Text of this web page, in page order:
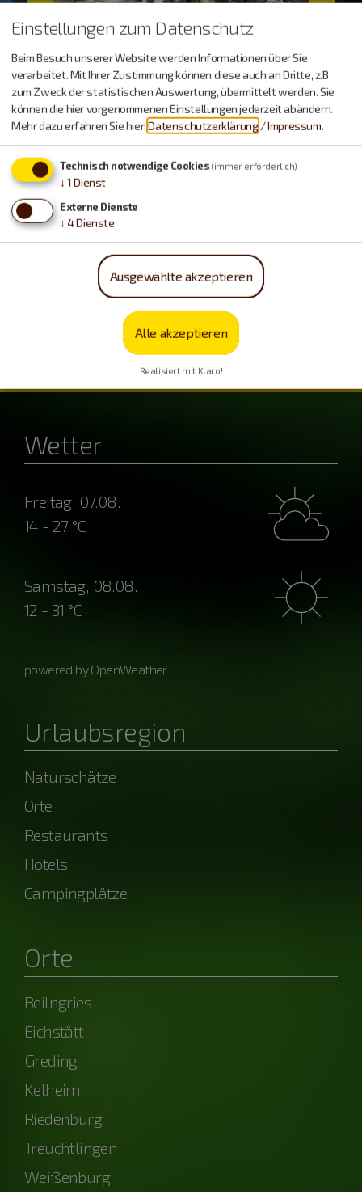
Dinos & Fossilien
Wetter
Freitag, 07.08.
14 - 27 °C
Samstag, 08.08.
12 - 31 °C
powered by OpenWeather
Urlaubsregion
Naturschätze
Orte
Restaurants
Hotels
Campingplätze
Orte
Beilngries
Eichstätt
Greding
Kelheim
Riedenburg
Treuchtlingen
Weißenburg
Einstellungen zum Datenschutz
Beim Besuch unserer Website werden Informationen über Sie
verarbeitet. Mit Ihrer Zustimmung können diese auch an Dritte, z.B.
zum Zweck der statistischen Auswertung, übermittelt werden. Sie
können die hier vorgenommenen Einstellungen jederzeit abändern.
Mehr dazu erfahren Sie hier:Datenschutzerklärung /Impressum.
Technisch notwendige Cookies (immer erforderlich)
↓ 1 Dienst
Externe Dienste
↓ 4Dienste
Ausgewählte akzeptieren
Alle akzeptieren
Realisiert mit Klaro!